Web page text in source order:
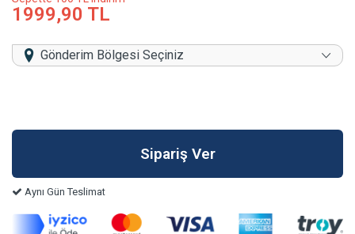
1999,90 TL
Gönderim Bölgesi Seçiniz
Aynı Gün Teslimat